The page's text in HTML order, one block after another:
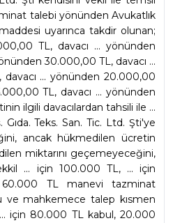
talebi yönünden Avukatlık
uyarınca takdir olunan;
TL, davacı ... yönünden
30.000,00 TL, davacı ...
... yönünden 20.000,00
TL, davacı ... yönünden
ilgili davacılardan tahsili ile ...
Teks. San. Tic. Ltd. Şti'ye
ancak hükmedilen ücretin
miktarını geçemeyeceğini,
... için 100.000 TL, ... için
TL manevi tazminat
ve mahkemece talep kısmen
için 80.000 TL kabul, 20.000